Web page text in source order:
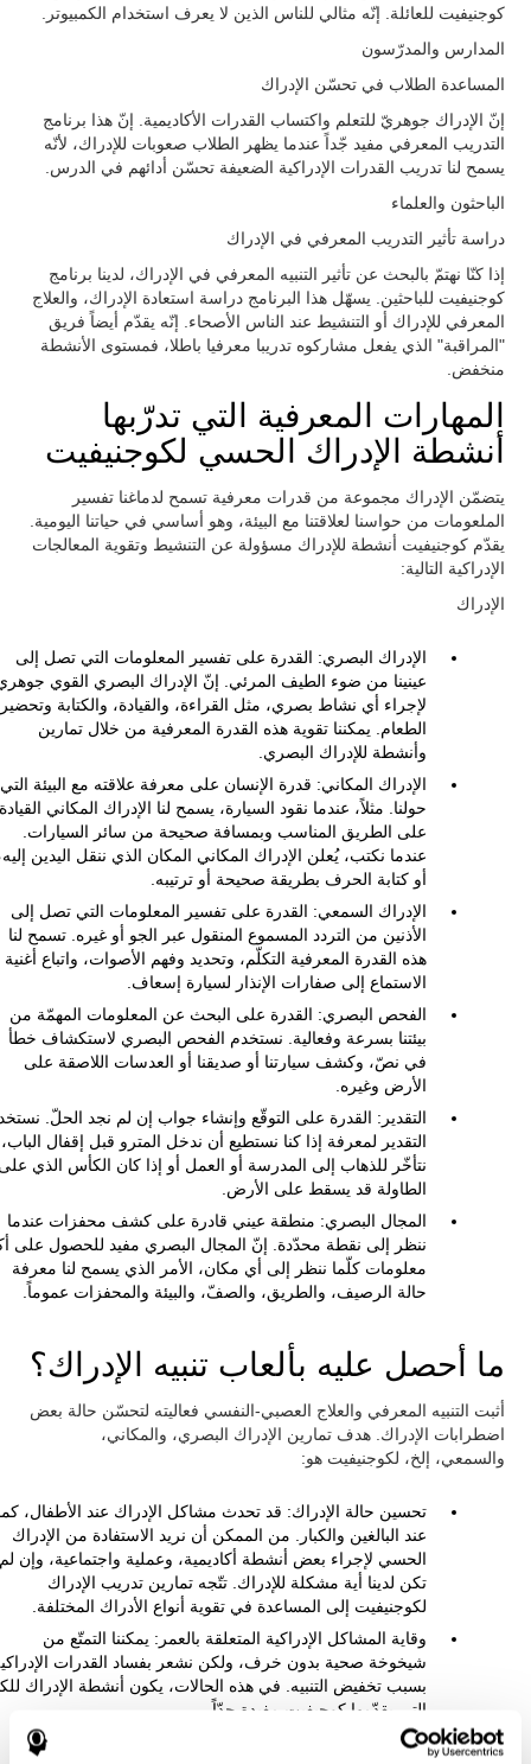
كوجنيفيت للعائلة. إنّه مثالي للناس الذين لا يعرف استخدام الكمبيوتر.
المدارس والمدرّسون
المساعدة الطلاب في تحسّن الإدراك
إنّ الإدراك جوهريّ للتعلم واكتساب القدرات الأكاديمية. إنّ هذا برنامج
التدريب المعرفي مفيد جّداً عندما يظهر الطلاب صعوبات للإدراك، لأنّه
يسمح لنا تدريب القدرات الإدراكية الضعيفة تحسّن أدائهم في الدرس.
الباحثون والعلماء
دراسة تأثير التدريب المعرفي في الإدراك
إذا كنّا نهتمّ بالبحث عن تأثير التنبيه المعرفي في الإدراك، لدينا برنامج
كوجنيفيت للباحثين. يسهّل هذا البرنامج دراسة استعادة الإدراك، والعلاج
المعرفي للإدراك أو التنشيط عند الناس الأصحاء. إنّه يقدّم أيضاً فريق
"المراقبة" الذي يفعل مشاركوه تدريبا معرفيا باطلا، فمستوى الأنشطة
منخفض.
المهارات المعرفية التي تدرّبها
أنشطة الإدراك الحسي لكوجنيفيت
يتضمّن الإدراك مجموعة من قدرات معرفية تسمح لدماغنا تفسير
الملعومات من حواسنا لعلاقتنا مع البيئة، وهو أساسي في حياتنا اليومية.
يقدّم كوجنيفيت أنشطة للإدراك مسؤولة عن التنشيط وتقوية المعالجات
الإدراكية التالية:
الإدراك
الإدراك البصري: القدرة على تفسير المعلومات التي تصل إلى
عينينا من ضوء الطيف المرئي. إنّ الإدراك البصري القوي
لإجراء أي نشاط بصري، مثل القراءة، والقيادة، والكتابة وتحضير
الطعام. يمكننا تقوية هذه القدرة المعرفية من خلال تمارين
وأنشطة للإدراك البصري.
الإدراك المكاني: قدرة الإنسان على معرفة علاقته مع البيئة التي
حولنا. مثلاً، عندما نقود السيارة، يسمح لنا الإدراك المكاني القيادة
على الطريق المناسب وبمسافة صحيحة من سائر السيارات.
عندما نكتب، يُعلن الإدراك المكاني المكان الذي ننقل اليدين
أو كتابة الحرف بطريقة صحيحة أو ترتيبه.
الإدراك السمعي: القدرة على تفسير المعلومات التي تصل إلى
الأذنين من التردد المسموع المنقول عبر الجو أو غيره. تسمح لنا
هذه القدرة المعرفية التكلّم، وتحديد وفهم الأصوات، واتباع أغنية
الاستماع إلى صفارات الإنذار لسيارة إسعاف.
الفحص البصري: القدرة على البحث عن المعلومات المهمّة من
بيئتنا بسرعة وفعالية. نستخدم الفحص البصري لاستكشاف خطأ
في نصّ، وكشف سيارتنا أو صديقنا أو العدسات اللاصقة على
الأرض وغيره.
التقدير: القدرة على التوقّع وإنشاء جواب إن لم نجد الحلّ.
التقدير لمعرفة إذا كنا نستطيع أن ندخل المترو قبل إقفال
نتأخّر للذهاب إلى المدرسة أو العمل أو إذا كان الكأس الذي
الطاولة قد يسقط على الأرض.
المجال البصري: منطقة عيني قادرة على كشف محفزات عندما
ننظر إلى نقطة محدّدة. إنّ المجال البصري مفيد للحصول على
معلومات كلّما ننظر إلى أي مكان، الأمر الذي يسمح لنا معرفة
حالة الرصيف، والطريق، والصفّ، والبيئة والمحفزات عموماً.
ما أحصل عليه بألعاب تنبيه الإدراك؟
أثبت التنبيه المعرفي والعلاج العصبي-النفسي فعاليته لتحسّن حالة بعض
اضطرابات الإدراك. هدف تمارين الإدراك البصري، والمكاني،
والسمعي، إلخ، لكوجنيفيت هو:
تحسين حالة الإدراك: قد تحدث مشاكل الإدراك عند الأطفال،
عند البالغين والكبار. من الممكن أن نريد الاستفادة من الإدراك
الحسي لإجراء بعض أنشطة أكاديمية، وعملية واجتماعية، وإن لم
تكن لدينا أية مشكلة للإدراك. تتّجه تمارين تدريب الإدراك
لكوجنيفيت إلى المساعدة في تقوية أنواع الأدراك المختلفة.
وقاية المشاكل الإدراكية المتعلقة بالعمر: يمكننا التمتّع من
شيخوخة صحية بدون خرف، ولكن نشعر بفساد القدرات
بسبب تخفيض التنبيه. في هذه الحالات، يكون أنشطة الإدراك
التي يقدّمها كوجيفيت مفيدة جدّاً.